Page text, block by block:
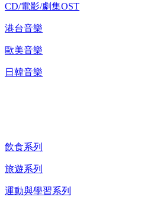
CD/電影/劇集OST
港台音樂
歐美音樂
日韓音樂
飲食系列
旅遊系列
運動與學習系列